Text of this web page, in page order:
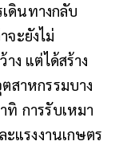
ดินทางกลับ
จะยังไม่
ง แต่ได้สร้าง
สาหกรรมบาง
การรับเหมา
แรงงานเกษตร